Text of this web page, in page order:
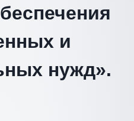
и
нужд».